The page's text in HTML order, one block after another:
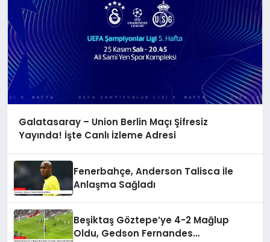
Galatasaray – Union Berlin Maçı Şifresiz
Yayında! İşte Canlı İzleme Adresi
Fenerbahçe, Anderson Talisca İle
Anlaşma Sağladı
Beşiktaş Göztepe’ye 4-2 Mağlup
Oldu, Gedson Fernandes